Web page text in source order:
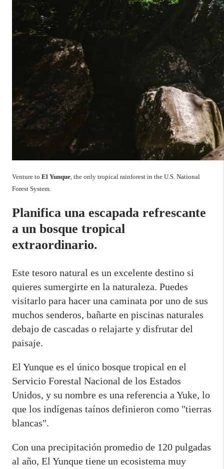
Venture to El Yunque, the only tropical rainforest in the U.S. National
Forest System.
Planifica una escapada refrescante
a un bosque tropical
extraordinario.
Este tesoro natural es un excelente destino si
quieres sumergirte en la naturaleza. Puedes
visitarlo para hacer una caminata por uno de sus
muchos senderos, bañarte en piscinas naturales
debajo de cascadas o relajarte y disfrutar del
paisaje.
El Yunque es el único bosque tropical en el
Servicio Forestal Nacional de los Estados
Unidos, y su nombre es una referencia a Yuke, lo
que los indígenas taínos definieron como "tierras
blancas".
Con una precipitación promedio de 120 pulgadas
al año, El Yunque tiene un ecosistema muy